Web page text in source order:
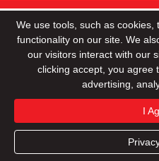
© 2022 Sany Group All
ーポリシー
利
We use tools, such as
functionality on our site. We
our visitors interact with our
clicking accept, you agree
advertising,
I